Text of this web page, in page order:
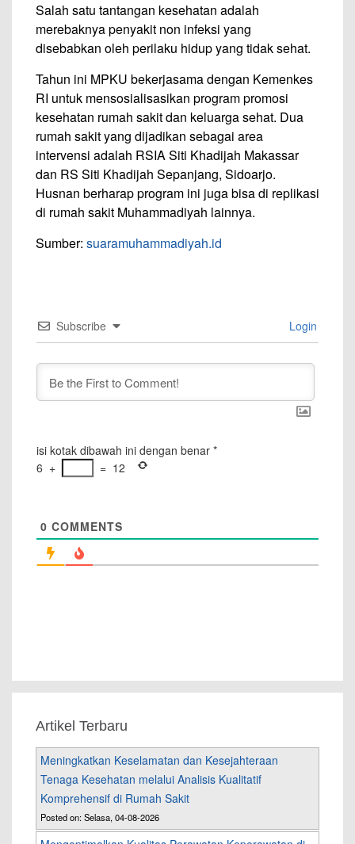
Salah satu tantangan kesehatan adalah
merebaknya penyakit non infeksi yang
disebabkan oleh perilaku hidup yang tidak sehat.
Tahun ini MPKU bekerjasama dengan Kemenkes
RI untuk mensosialisasikan program promosi
kesehatan rumah sakit dan keluarga sehat. Dua
rumah sakit yang dijadikan sebagai area
intervensi adalah RSIA Siti Khadijah Makassar
dan RS Siti Khadijah Sepanjang, Sidoarjo.
Husnan berharap program ini juga bisa di replikasi
di rumah sakit Muhammadiyah lainnya.
Sumber: suaramuhammadiyah.id
Subscribe Login
isi kotak dibawah ini dengan benar *
6 + = 12
0 COMMENTS
Artikel Terbaru
Meningkatkan Keselamatan dan Kesejahteraan
Tenaga Kesehatan melalui Analisis Kualitatif
Komprehensif di Rumah Sakit
Posted on: Selasa, 04-08-2026